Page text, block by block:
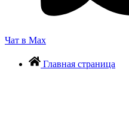
Чат в Max
Главная страница